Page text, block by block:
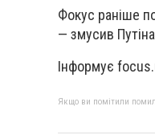
Фокус раніше
— змусив
Інформує
Якщо ви помітили